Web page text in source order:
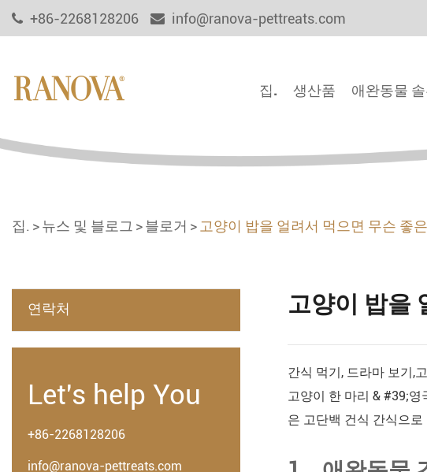
+86-2268128206 info@ranova-pettreats.com
집. 생산품 애완동물
집. 뉴스 및 블로그 블로거 고양이 밥을 얼려서 먹으면 무슨 좋
연락처
Let's help You
+86-2268128206
info@ranova-pettreats.com
고양이 밥을
간식 먹기, 드라마 보기,
고양이 한 마리 & #39;
은 고단백 건식 간식으